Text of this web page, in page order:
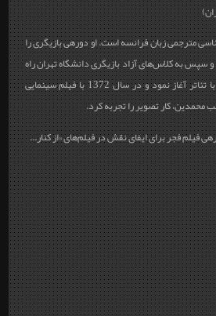
فریبا کامران دارای مدرک کارشناسی مترجمی زبان فرانسه است. او دوره‎ی بازيگری را
سپس به كلاس‌های آزاد بازيگری دانشگاه تهران راه
يافت. وی فعالیت هنری‌اش را با تئاتر آغاز نمود و در سال 1372 با فيلم سينمايی